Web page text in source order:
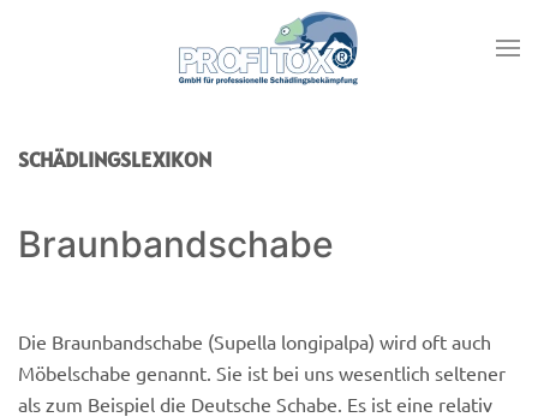
SCHÄDLINGSLEXIKON
Braunbandschabe
Die Braunbandschabe (Supella longipalpa) wird oft auch
Möbelschabe genannt. Sie ist bei uns wesentlich seltener
als zum Beispiel die Deutsche Schabe. Es ist eine relativ